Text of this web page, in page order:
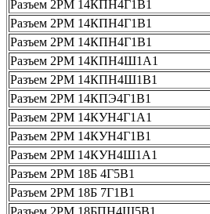
Разъем 2РМ 14КПН4Г1В1
Разъем 2РМ 14КПН4Г1В1
Разъем 2РМ 14КПН4Г1В1
Разъем 2РМ 14КПН4Ш1А1
Разъем 2РМ 14КПН4Ш1В1
Разъем 2РМ 14КПЭ4Г1В1
Разъем 2РМ 14КУН4Г1А1
Разъем 2РМ 14КУН4Г1В1
Разъем 2РМ 14КУН4Ш1А1
Разъем 2РМ 18Б 4Г5В1
Разъем 2РМ 18Б 7Г1В1
Разъем 2РМ 18БПН4Ш5В1